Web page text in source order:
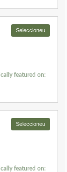
featured on:
Seleccioneu
featured on:
Seleccioneu